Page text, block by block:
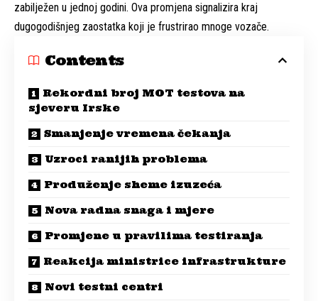
zabilježen u jednoj godini. Ova promjena signalizira kraj
dugogodišnjeg zaostatka koji je frustrirao mnoge vozače.
Contents
Rekordni broj MOT testova na
sjeveru Irske
Smanjenje vremena čekanja
Uzroci ranijih problema
Produženje sheme izuzeća
Nova radna snaga i mjere
Promjene u pravilima testiranja
Reakcija ministrice infrastrukture
Novi testni centri